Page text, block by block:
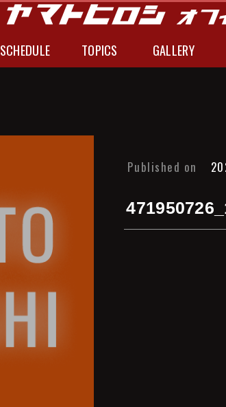
SCHEDULE TOPICS GALLERY
Published on